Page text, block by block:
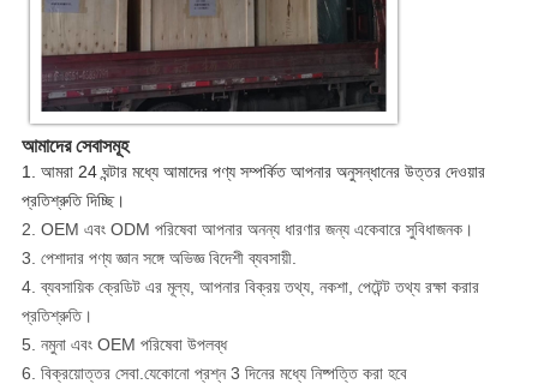
আমাদের সেবাসমূহ
1. আমরা 24 ঘন্টার মধ্যে আমাদের পণ্য সম্পর্কিত আপনার অনুসন্ধানের উত্তর দেওয়ার
প্রতিশ্রুতি দিচ্ছি।
2. OEM এবং ODM পরিষেবা আপনার অনন্য ধারণার জন্য একেবারে সুবিধাজনক।
3. পেশাদার পণ্য জ্ঞান সঙ্গে অভিজ্ঞ বিদেশী ব্যবসায়ী.
4. ব্যবসায়িক ক্রেডিট এর মূল্য, আপনার বিক্রয় তথ্য, নকশা, পেটেন্ট তথ্য রক্ষা করার
প্রতিশ্রুতি।
5. নমুনা এবং OEM পরিষেবা উপলব্ধ
6. বিক্রয়োত্তর সেবা.যেকোনো প্রশ্ন 3 দিনের মধ্যে নিষ্পত্তি করা হবে